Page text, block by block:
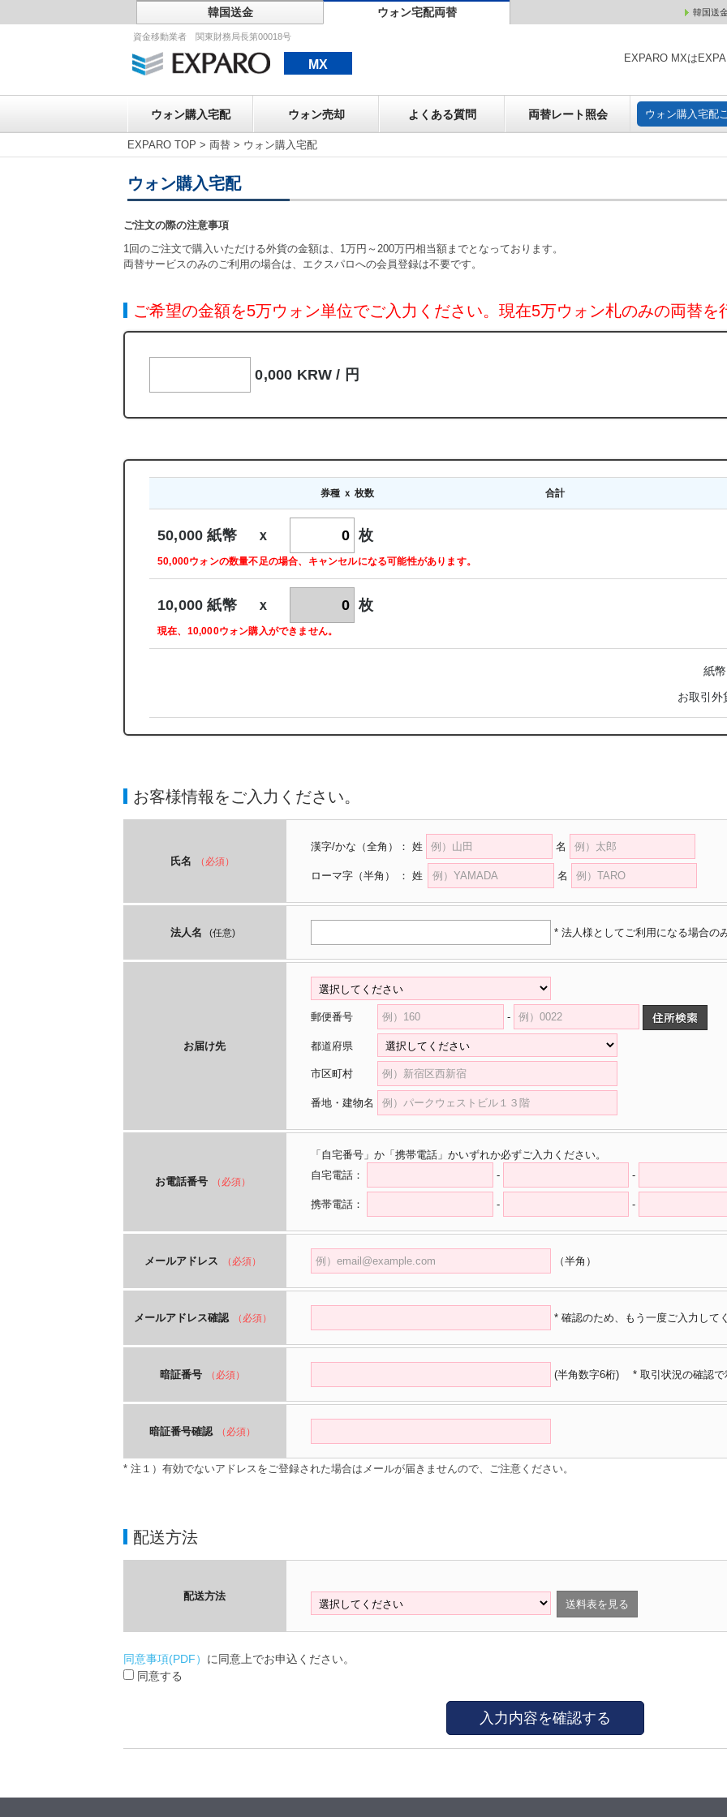
韓国送金 ウォン宅配両替 韓国送
資金移動業者 関東財務局長第00018号
MX EXPARO MXは
ウォン購入宅配 ウォン売却 よくある質問 両替レート照会 ウォン購入宅配
ウォン売却 ウォン購
EXPARO TOP > 両替 > ウォン購入宅配
ウォン購入宅配
ご注文の際の注意事項
1回のご注文で購入いただける外貨の金額は、1万円～200万円相当額までとなっております。
両替サービスのみのご利用の場合は、エクスパロへの会員登録は不要です。
ご希望の金額を5万ウォン単位でご入力ください。現在5万ウォン札のみの両替を
0,000 KRW / 円
券種 ｘ 枚数 合計
50,000 紙幣 ｘ 枚
50,000ウォンの数量不足の場合、キャンセルになる可能性があります。
10,000 紙幣 ｘ 枚
現在、10,000ウォン購入ができません。
紙
お取引外
お客様情報をご入力ください。
氏名 （必須）
漢字/かな （全角） ： 姓 名
ローマ字 （半角） ： 姓 名
法人名 (任意) * 法人様としてご利用になる場合の
お届け先
郵便番号 -
都道府県
市区町村
番地・建物名
お電話番号 （必須）
「自宅番号」か「携帯電話」かいずれか必ずご入力ください。
自宅電話：
- -
携帯電話： - -
メールアドレス （必須） （半角）
メールアドレス確認 （必須） * 確認のため、もう一度ご入力して
暗証番号 （必須） (半角数字6桁) * 取引状況の確認で
暗証番号確認 （必須）
* 注１）有効でないアドレスをご登録された場合はメールが届きませんので、ご注意ください。
配送方法
配送方法
送料表を見る
同意事項(PDF） に同意上でお申込ください。
同意する
入力内容を確認する